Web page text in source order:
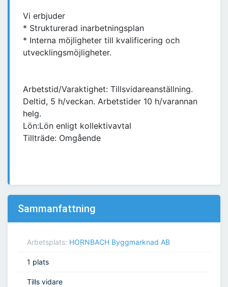
Vi erbjuder
* Strukturerad inarbetningsplan
* Interna möjligheter till kvalificering och
utvecklingsmöjligheter.
Arbetstid/Varaktighet: Tillsvidareanställning.
Deltid, 5 h/veckan. Arbetstider 10 h/varannan
helg.
Lön:Lön enligt kollektivavtal
Tillträde: Omgående
Sammanfattning
Arbetsplats: HORNBACH Byggmarknad AB
1 plats
Tills vidare